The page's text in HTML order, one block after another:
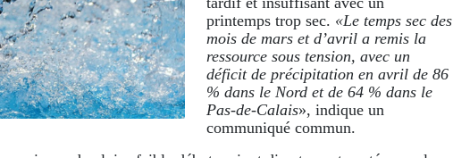
printemps trop sec. «Le temps sec des
mois de mars et d’avril a remis la
ressource sous tension, avec un
déficit de précipitation en avril de 86
% dans le Nord et de 64 % dans le
Pas-de-Calais», indique un
communiqué commun.